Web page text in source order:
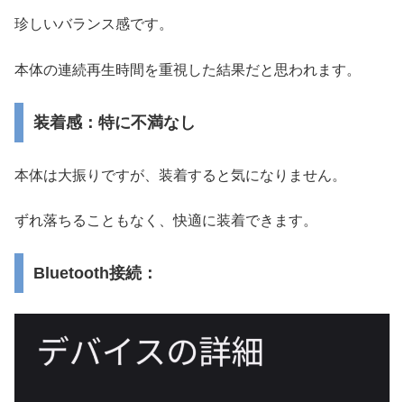
珍しいバランス感です。
本体の連続再生時間を重視した結果だと思われます。
装着感：特に不満なし
本体は大振りですが、装着すると気になりません。
ずれ落ちることもなく、快適に装着できます。
Bluetooth接続：